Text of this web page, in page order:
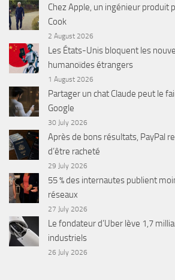
Chez Apple, un ingénieur produit
Cook
2 August 2026
Les États-Unis bloquent les
humanoïdes étrangers
1 August 2026
Partager un chat Claude peut le
Google
30 July 2026
Après de bons résultats, PayPal
d’être racheté
29 July 2026
55 % des internautes publient
réseaux
27 July 2026
Le fondateur d’Uber lève 1,7
industriels
26 July 2026